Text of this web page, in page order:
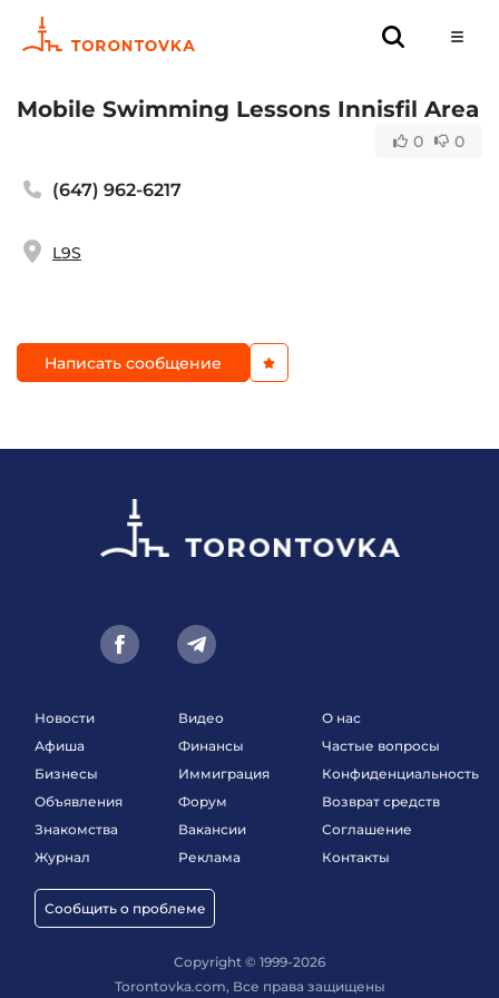
Mobile Swimming Lessons Innisfil Area
0 0
(647) 962-6217
L9S
Написать сообщение
Новости
Афиша
Бизнесы
Объявления
Знакомства
Журнал
Сообщить о проблеме
Видео
Финансы
Иммиграция
Форум
Вакансии
Реклама
О нас
Частые вопросы
Конфиденциальность
Возврат средств
Соглашение
Контакты
Copyright © 1999-2026
Torontovka.com, Все права защищены